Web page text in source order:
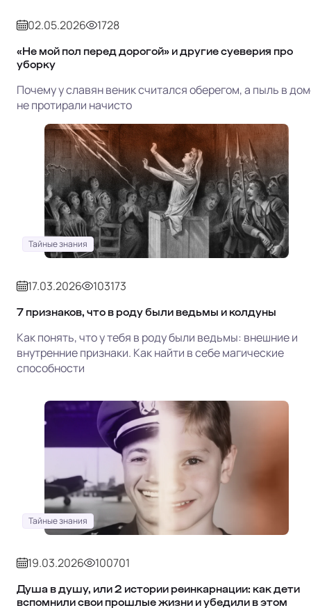
02.05.2026 1728
«Не мой пол перед дорогой» и другие суеверия про
уборку
Почему у славян веник считался оберегом, а пыль в
не протирали начисто
Тайные знания
17.03.2026 103173
7 признаков, что в роду были ведьмы и колдуны
Как понять, что у тебя в роду были ведьмы: внешние и
внутренние признаки. Как найти в себе магические
способности
Тайные знания
19.03.2026 100701
Душа в душу, или 2 истории реинкарнации: как дети
вспомнили свои прошлые жизни и убедили в этом